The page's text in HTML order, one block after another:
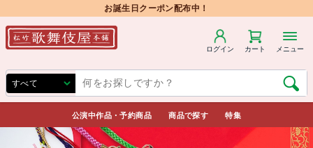
お誕生日クーポン配布中！
ログイン カート メニュー
公演中作品・予約商品 商品で探す 特集